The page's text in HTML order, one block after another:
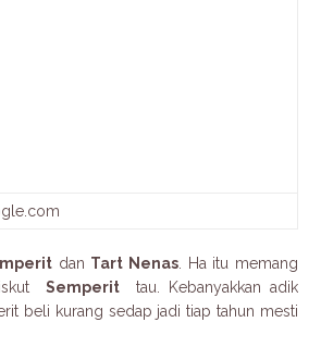
dan Tart Nenas . Ha itu memang
Semperittau. Kebanyakkan adik
beli kurang sedap jadi tiap tahun mesti